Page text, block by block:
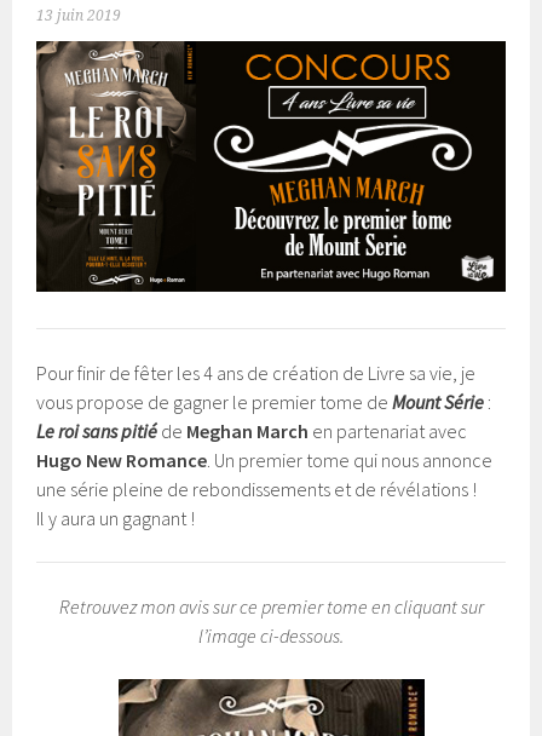
13 juin 2019
Pour finir de fêter les 4 ans de création de Livre sa vie, je
vous propose de gagner le premier tome deMount Série :
Le roi sans pitié de Meghan March en partenariat avec
Hugo New Romance . Un premier tome qui nous annonce
une série pleine de rebondissements et de révélations !
Il y aura un gagnant !
Retrouvez mon avis sur ce premier tome en cliquant sur
l’image ci-dessous.